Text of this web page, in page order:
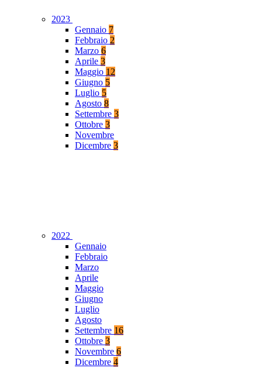
2023
Gennaio 7
Febbraio 2
Marzo 6
Aprile 3
Maggio 12
Giugno 5
Luglio 5
Agosto 8
Settembre 3
Ottobre 3
Novembre
Dicembre 3
2022
Gennaio
Febbraio
Marzo
Aprile
Maggio
Giugno
Luglio
Agosto
Settembre 16
Ottobre 3
Novembre 6
Dicembre 4